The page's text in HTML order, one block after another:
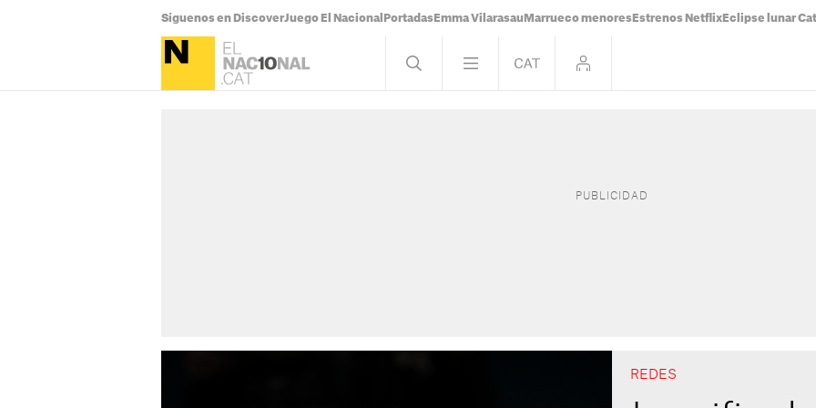
Síguenos en DiscoverJuego El Nacional Portadas Emma Vilarasau Marrueco menores Estrenos Netflix Eclipse lunar
REDES